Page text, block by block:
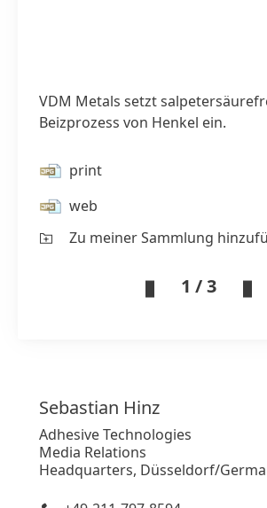
VDM Metals setzt
Beizprozess von Henkel ein.
print
web
Zu meiner Sammlung
1 / 3
Sebastian Hinz
Adhesive Technologies
Media Relations
Headquarters, Düsseldorf/